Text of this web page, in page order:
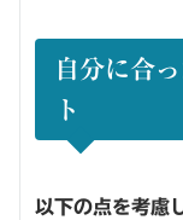
自分に合
ト
以下の点を考慮